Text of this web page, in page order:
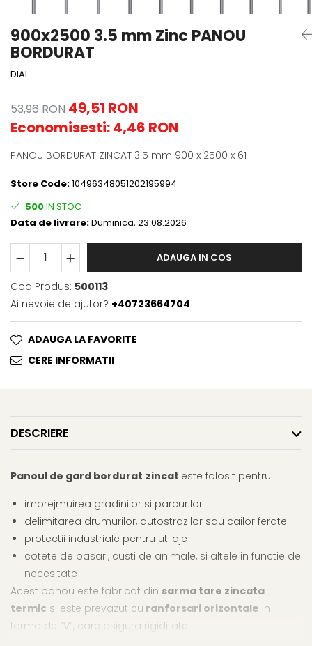
900x2500 3.5 mm Zinc PANOU
BORDURAT
DIAL
53,96 RON 49,51 RON
Economisesti:4,46 RON
PANOU BORDURAT ZINCAT 3.5 mm 900 x 2500 x 61
Store Code:10496348051202195994
500IN STOC
Data de livrare:Duminica, 23.08.2026
ADAUGA IN COS
Cod Produs: 500113
Ai nevoie de ajutor? +40723664704
ADAUGA LA FAVORITE
CERE INFORMATII
DESCRIERE
Panoul de gard bordurat zincat este folosit pentru:
imprejmuirea gradinilor si parcurilor
delimitarea drumurilor, autostrazilor sau cailor ferate
protectii industriale pentru utilaje
cotete de pasari, custi de animale, si altele in functie de
necesitate
Acest panou este fabricat din sarma tare zincata
termic si este prevazut cu ranforsari orizontale in
forma de ”V”, care asigura rigiditate.